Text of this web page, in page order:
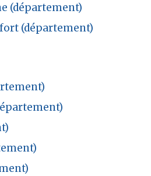
(département)
(département)